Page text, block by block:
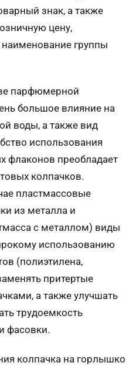
знак, а также
цену,
наименование группы
парфюмерной
большое влияние на
воды, а также вид
использования
флаконов преобладает
колпачков.
пластмассовые
из металла и
с металлом) виды
использованию
(полиэтилена,
притертые
а также улучшать
трудоемкость
фасовки.
колпачка на горлышко